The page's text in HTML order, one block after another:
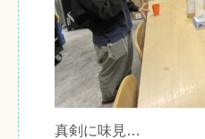
真剣に味見…